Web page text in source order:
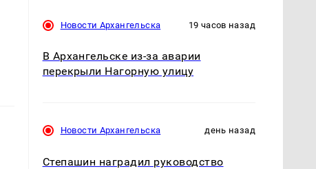
Новости Архангельска 19 часов назад
В Архангельске из-за аварии
перекрыли Нагорную улицу
Новости Архангельска день назад
Степашин наградил руководство